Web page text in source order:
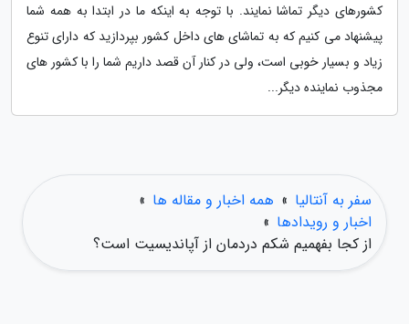
کشورهای دیگر تماشا نمایند. با توجه به اینکه ما در ابتدا به همه شما
پیشنهاد می کنیم که به تماشای های داخل کشور بپردازید که دارای تنوع
زیاد و بسیار خوبی است، ولی در کنار آن قصد داریم شما را با کشور های
مجذوب نماینده دیگر...
سفر به آنتالیا » همه اخبار و مقاله ها »
اخبار و رویدادها »
از کجا بفهمیم شکم دردمان از آپاندیسیت است؟